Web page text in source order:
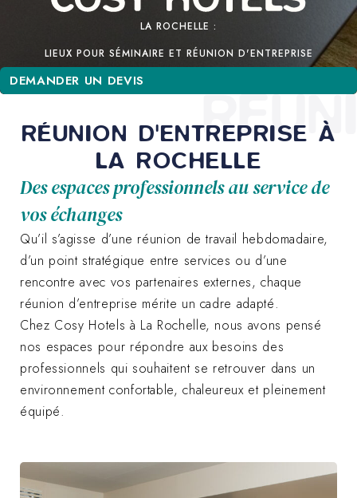
LA ROCHELLE :
LIEUX POUR SÉMINAIRE ET RÉUNION D'ENTREPRISE
DEMANDER UN DEVIS
RÉUNION D'ENTREPRISE À
LA ROCHELLE
Des espaces professionnels au service de
vos échanges
Qu’il s’agisse d’une réunion de travail hebdomadaire,
d’un point stratégique entre services ou d’une
rencontre avec vos partenaires externes, chaque
réunion d’entreprise mérite un cadre adapté.
Chez Cosy Hotels à La Rochelle, nous avons pensé
nos espaces pour répondre aux besoins des
professionnels qui souhaitent se retrouver dans un
environnement confortable, chaleureux et pleinement
équipé.